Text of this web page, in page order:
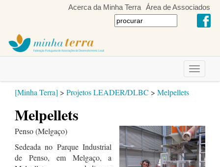
Acerca da Minha Terra Área de Associados
Toggle
[Minha Terra] > Projetos LEADER/DLBC > Melpellets
Melpellets
Penso (Melgaço)
Sedeada no Parque Industrial
de Penso, em Melgaço, a